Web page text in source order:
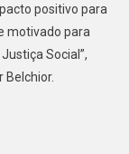
positivo para
motivado para
Social”,
Belchior.